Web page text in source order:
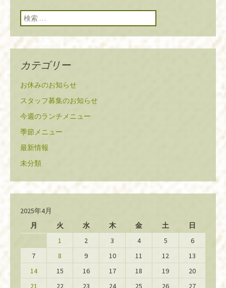
検索:
カテゴリー
お休みのお知らせ
スタッフ募集のお知らせ
今週のランチメニュー
季節メニュー
最新情報
未分類
2025年4月
月
火 水 木 金 土 日
1 2 3 4 5
6
7
8 9 10 11 12
13
14
15 16 17 18 19
20
21
22 23 24 25 26
27